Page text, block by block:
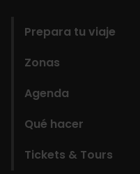
Prepara tu viaje
Zonas
Agenda
Qué hacer
Tickets & Tours